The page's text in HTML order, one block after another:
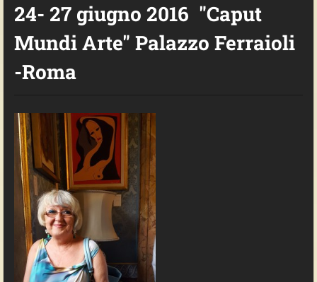
24- 27 giugno 2016 "Caput
Mundi Arte" Palazzo Ferraioli
-Roma